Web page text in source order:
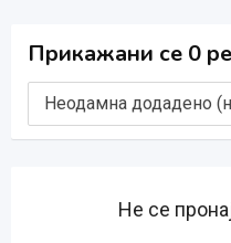
Прикажани се 0
Не се